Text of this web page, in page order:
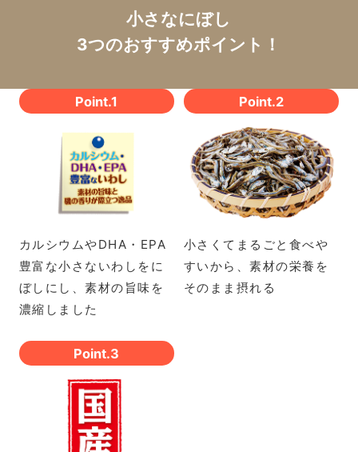
小さなにぼし
3つのおすすめポイント！
Point.1
カルシウムやDHA・EPA
豊富な小さないわしをに
ぼしにし、素材の旨味を
濃縮しました
Point.2
小さくてまるごと食べや
すいから、素材の栄養を
そのまま摂れる
Point.3